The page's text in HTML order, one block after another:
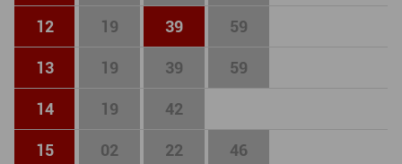
12 19 39 59
13 19 39 59
14 19 42
15 02 22 46